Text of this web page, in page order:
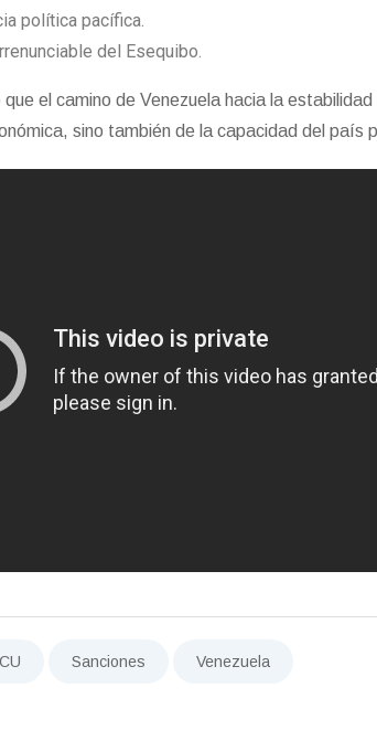
política pacífica.
del Esequibo.
el camino de Venezuela hacia la
sino también de la capacidad del país
Sanciones Venezuela